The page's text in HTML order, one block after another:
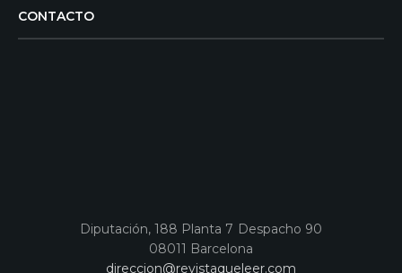
CONTACTO
Diputación, 188 Planta 7 Despacho 90
08011 Barcelona
direccion@revistaqueleer.com